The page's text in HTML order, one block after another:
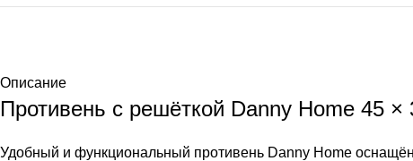
Описание
Противень с решёткой Danny Home 45 ×
Удобный и функциональный противень Danny Home